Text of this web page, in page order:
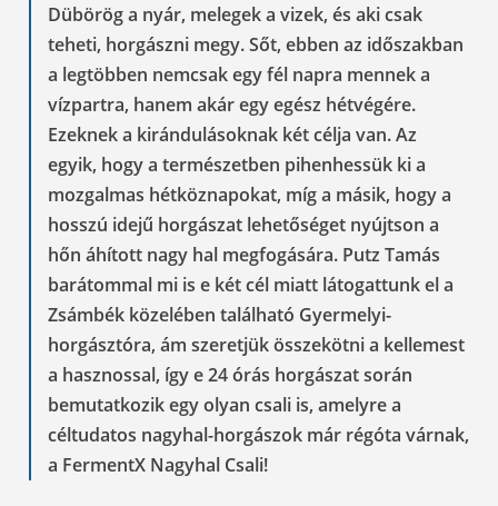
Dübörög a nyár, melegek a vizek, és aki csak
teheti, horgászni megy. Sőt, ebben az időszakban
a legtöbben nemcsak egy fél napra mennek a
vízpartra, hanem akár egy egész hétvégére.
Ezeknek a kirándulásoknak két célja van. Az
egyik, hogy a természetben pihenhessük ki a
mozgalmas hétköznapokat, míg a másik, hogy a
hosszú idejű horgászat lehetőséget nyújtson a
hőn áhított nagy hal megfogására. Putz Tamás
barátommal mi is e két cél miatt látogattunk el a
Zsámbék közelében található Gyermelyi-
horgásztóra, ám szeretjük összekötni a kellemest
a hasznossal, így e 24 órás horgászat során
bemutatkozik egy olyan csali is, amelyre a
céltudatos nagyhal-horgászok már régóta várnak,
a FermentX Nagyhal Csali!